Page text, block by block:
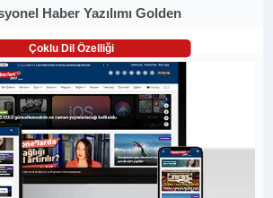
Haber Yazılımı Golden
Çoklu Dil Özelliği